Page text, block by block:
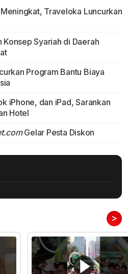
Traveloka Luncurkan
Syariah di Daerah
Program Bantu Biaya
iPhone, dan iPad, Sarankan
Hotel
Gelar Pesta Diskon
>